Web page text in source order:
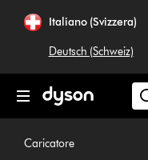
navigazioneItaliano (Svizzera)
Deutsch (Schweiz)
Caricatore